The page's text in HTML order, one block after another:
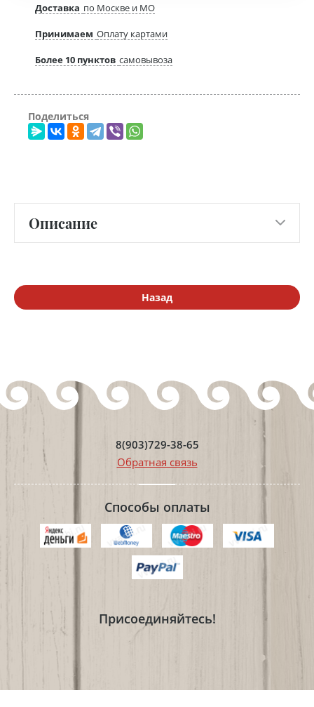
Доставка по Москве и МО
Принимаем Оплату картами
Более 10 пунктов самовывоза
Поделиться
Описание
Назад
8(903)729-38-65
Обратная связь
Способы оплаты
Присоединяйтесь!